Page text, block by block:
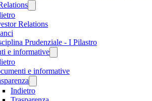
Relations
Prudenziale - I Pilastro
e informative
e informative
Indietro